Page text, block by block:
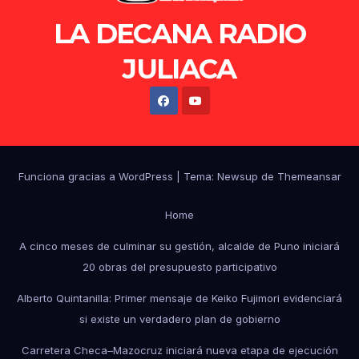
LA DECANA RADIO
JULIACA
Funciona gracias a WordPress Tema: Newsup de Themeansar
Home
A cinco meses de culminar su gestión, alcalde de Puno iniciará
20 obras del presupuesto participativo
Alberto Quintanilla: Primer mensaje de Keiko Fujimori evidenciará
si existe un verdadero plan de gobierno
Carretera Checa–Mazocruz iniciará nueva etapa de ejecución